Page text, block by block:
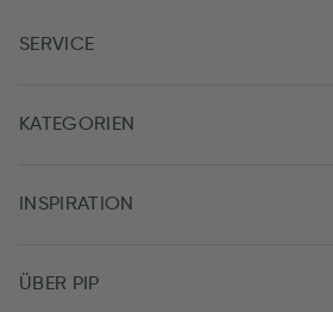
SERVICE
KATEGORIEN
INSPIRATION
ÜBER PIP